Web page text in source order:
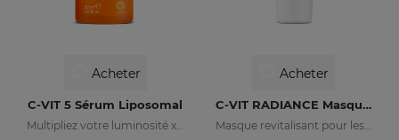
Acheter
C-VIT 5 Sérum Liposomal
Acheter
C-VIT RADIANCE Masque Revitalisant
Masque revitalisant pour les peaux fatiguées, ternes ou en manque d'éclat